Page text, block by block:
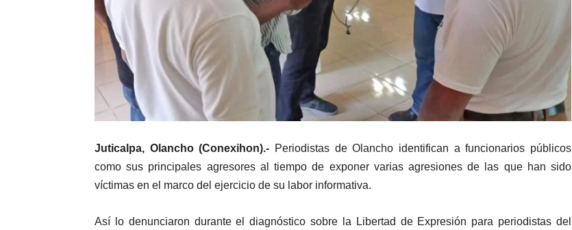
Juticalpa, Olancho (Conexihon).- Periodistas de Olancho identifican a funcionarios públicos
como sus principales agresores al tiempo de exponer varias agresiones de las que han sido
víctimas en el marco del ejercicio de su labor informativa.
Así lo denunciaron durante el diagnóstico sobre la Libertad de Expresión para periodistas del